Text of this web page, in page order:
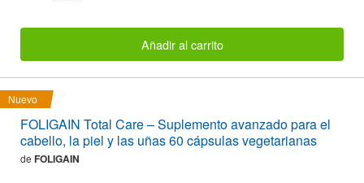
Añadir al carrito
Nuevo
FOLIGAIN Total Care – Suplemento avanzado para el
cabello, la piel y las uñas 60 cápsulas vegetarianas
de FOLIGAIN